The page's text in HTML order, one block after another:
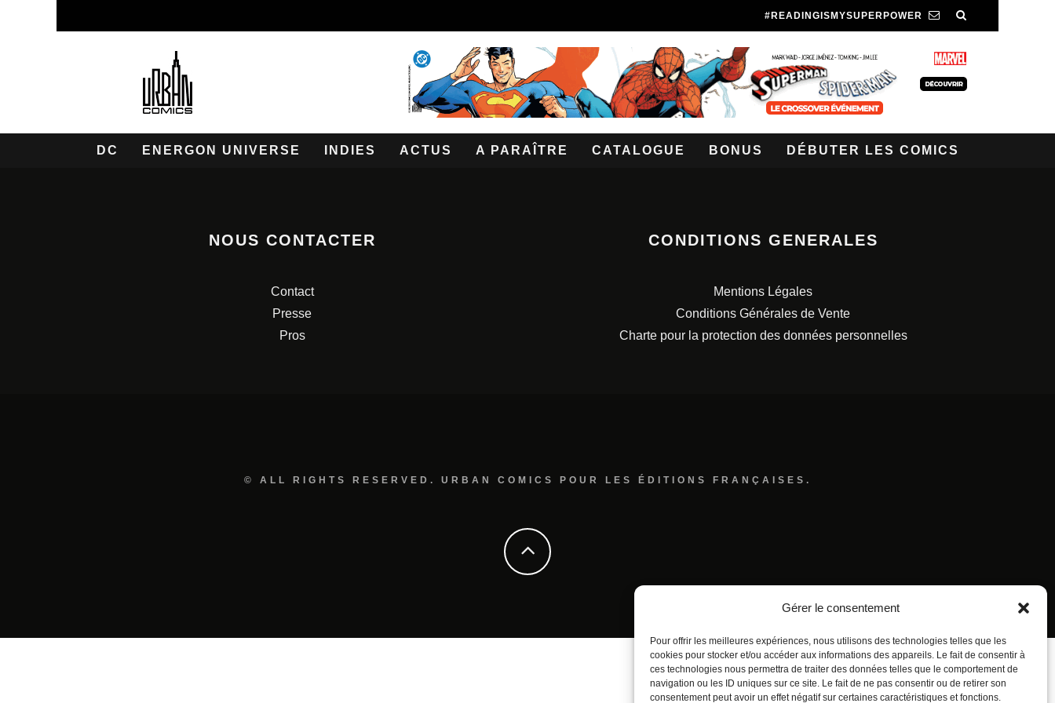
Gérer le consentement
Pour offrir les meilleures expériences, nous utilisons des technologies telles que les
cookies pour stocker et/ou accéder aux informations des appareils. Le fait de consentir à
ces technologies nous permettra de traiter des données telles que le comportement de
navigation ou les ID uniques sur ce site. Le fait de ne pas consentir ou de retirer son
consentement peut avoir un effet négatif sur certaines caractéristiques et fonctions.
#READINGISMYSUPERPOWER
DC ENERGON UNIVERSE INDIES ACTUS A PARAÎTRE CATALOGUE BONUS DÉBUTER LES COMICS
NOUS CONTACTER
Contact
Presse
Pros
CONDITIONS GENERALES
Mentions Légales
Conditions Générales de Vente
Charte pour la protection des données personnelles
© ALL RIGHTS RESERVED. URBAN COMICS POUR LES ÉDITIONS FRANÇAISES.